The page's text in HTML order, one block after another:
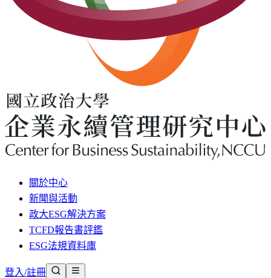
關於中心
新聞與活動
政大ESG解決方案
TCFD報告書評鑑
ESG法規資料庫
登入/註冊